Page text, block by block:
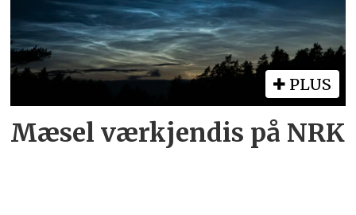
PLUS
Mæsel værkjendis på NRK